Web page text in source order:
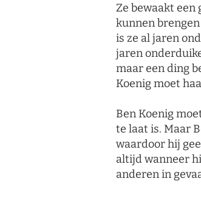
Ze bewaakt een
kunnen
is ze al jaren
jaren
maar een ding
Koenig moet
Ben Koenig
te laat is. Maar
waardoor hij
altijd wanneer
anderen in